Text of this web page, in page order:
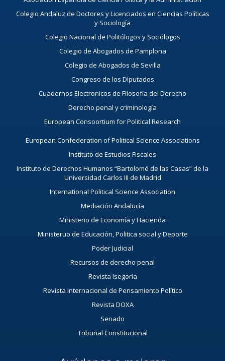
Colegio Andaluz de Doctores y Licenciados en Ciencias Políticas
y Sociología
Colegio Nacional de Politólogos y Sociólogos
Colegio de Abogados de Pamplona
Colegio de Abogados de Sevilla
Congreso de los Diputados
Cuadernos Electronicos de Filosofía del Derecho
Derecho penal y criminología
European Consoortium for Political Research
European Confederation of Political Science Associations
Instituto de Estudios Fiscales
Instituto de Derechos Humanos “Bartolomé de las Casas” de la
Universidad Carlos III de Madrid
International Political Science Association
Mediación Andalucía
Ministerio de Economía y Hacienda
Ministeruo de Educación, Politica social y Deporte
Poder Judicial
Recursos de derecho penal
Revista Isegoría
Revista Internacional de Pensamiento Político
Revista DOXA
Senado
Tribunal Constitucional